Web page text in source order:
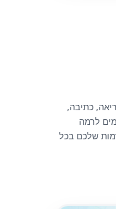
כתיבה,
לרמה
שלכם בכל